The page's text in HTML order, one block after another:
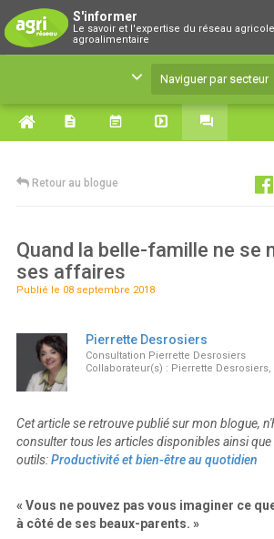
S'informer
Le savoir et l'expertise du réseau
agroalimentaire
Le savoir et l'expertise du
agroalimentaire
Naviguer par secteur
Retour au blogue
Quand la belle-famille ne se
ses affaires
Publié le 08 septembre 2018
Pierrette Desrosiers
Consultation Pierrette Desrosiers
Collaborateur(s) : Pierrette
Cet article se retrouve publié sur mon blogue,
consulter tous les articles disponibles ainsi
outils:Productivité et bien-être au quotidien
« Vous ne pouvez pas vous imaginer ce
à côté de ses beaux-parents. »